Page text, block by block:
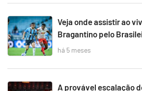
Veja onde assistir ao
Bragantino pelo
há 5 meses
A provável escalação